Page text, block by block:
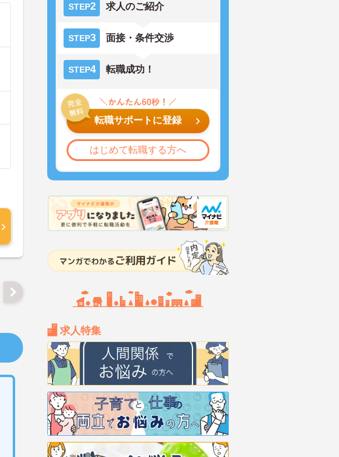
STEP2 求人のご紹介
STEP3 面接・条件交渉
STEP4 転職成功！
転職サポートに登録
はじめて転職する方へ
求人特集